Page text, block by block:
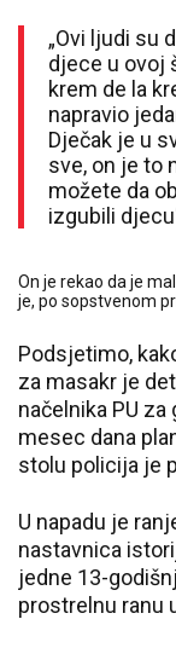
„Ovi ljudi su
djece u ovoj
krem de la
napravio
Dječak je u
sve, on je to
možete da
izgubili
On je rekao da je
je, po sopstvenom
Podsjetimo,
za masakr je
načelnika PU za
mesec dana
stolu policija je
U napadu je
nastavnica
jedne 13-
prostrelnu ranu